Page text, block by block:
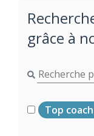
grâce à
Top